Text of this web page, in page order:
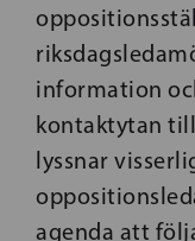
information
kontaktytan
lyssnar
agenda att